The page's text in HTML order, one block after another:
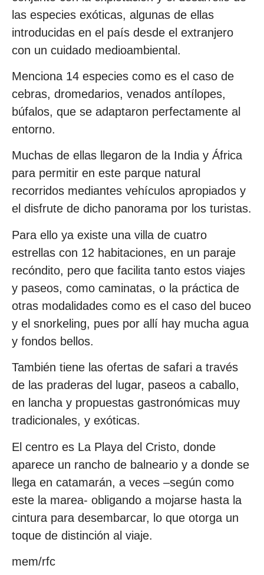
las especies exóticas, algunas de ellas
introducidas en el país desde el extranjero
con un cuidado medioambiental.
Menciona 14 especies como es el caso de
cebras, dromedarios, venados antílopes,
búfalos, que se adaptaron perfectamente al
entorno.
Muchas de ellas llegaron de la India y África
para permitir en este parque natural
recorridos mediantes vehículos apropiados y
el disfrute de dicho panorama por los turistas.
Para ello ya existe una villa de cuatro
estrellas con 12 habitaciones, en un paraje
recóndito, pero que facilita tanto estos viajes
y paseos, como caminatas, o la práctica de
otras modalidades como es el caso del buceo
y el snorkeling, pues por allí hay mucha agua
y fondos bellos.
También tiene las ofertas de safari a través
de las praderas del lugar, paseos a caballo,
en lancha y propuestas gastronómicas muy
tradicionales, y exóticas.
El centro es La Playa del Cristo, donde
aparece un rancho de balneario y a donde se
llega en catamarán, a veces –según como
este la marea- obligando a mojarse hasta la
cintura para desembarcar, lo que otorga un
toque de distinción al viaje.
mem/rfc